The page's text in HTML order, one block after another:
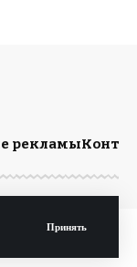
Принять
рекламы